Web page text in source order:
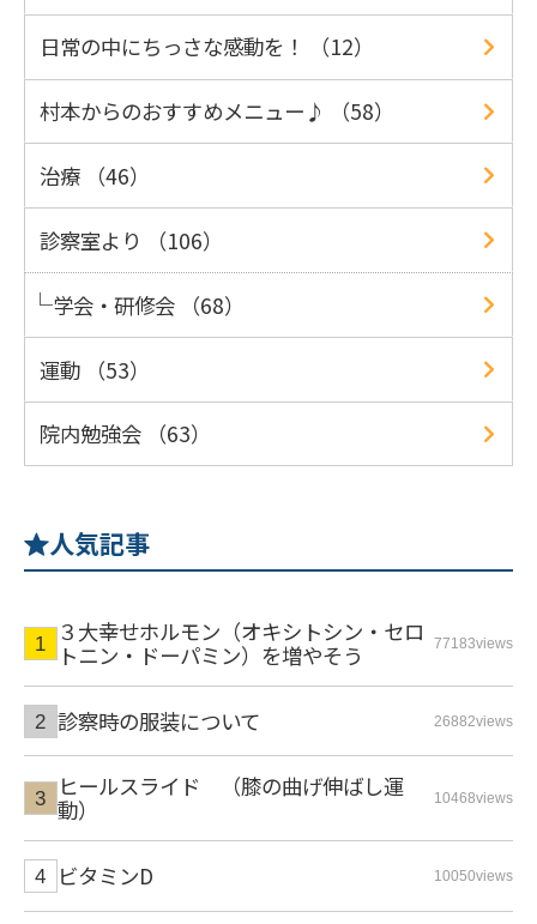
日常の中にちっさな感動を！ （12）
村本からのおすすめメニュー♪ （58）
治療 （46）
診察室より （106）
学会・研修会 （68）
運動 （53）
院内勉強会 （63）
人気記事
３大幸せホルモン（オキシトシン・セロ
トニン・ドーパミン）を増やそう
77183views
診察時の服装について 26882views
ヒールスライド （膝の曲げ伸ばし運
動）
10468views
ビタミンD 10050views